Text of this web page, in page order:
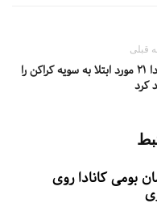
قبلی
کانادا ۲۱ مورد ابتلا به سویه کراکن را
کرد
بومی کانادا روی